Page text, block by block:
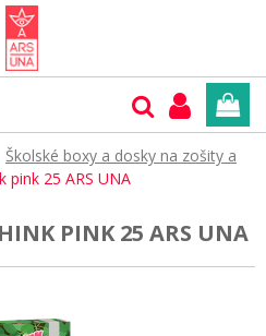
Školské boxy a dosky na zošity a
pink 25 ARS UNA
PINK 25 ARS UNA